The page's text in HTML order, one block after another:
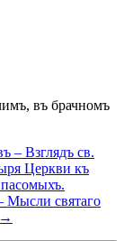
въ брачномъ
– Взглядъ св.
Церкви къ
Мысли святаго
→